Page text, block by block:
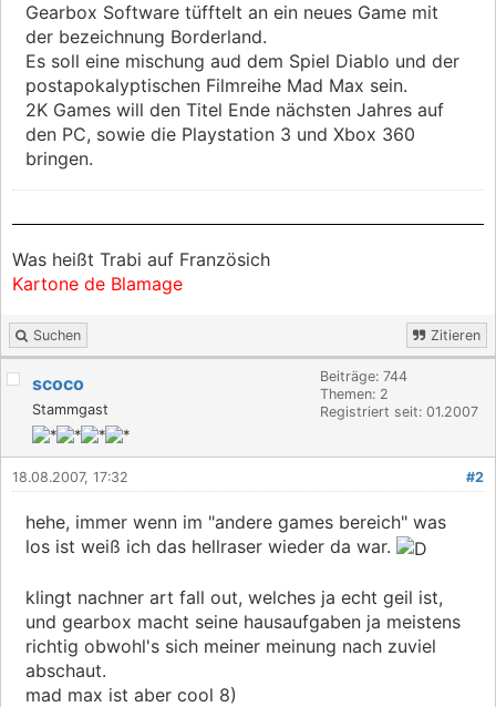
Gearbox Software tüfftelt an ein neues Game mit
der bezeichnung Borderland.
Es soll eine mischung aud dem Spiel Diablo und der
postapokalyptischen Filmreihe Mad Max sein.
2K Games will den Titel Ende nächsten Jahres auf
den PC, sowie die Playstation 3 und Xbox 360
bringen.
Was heißt Trabi auf Französich
Kartone de Blamage
Suchen Zitieren
scoco
Stammgast
Beiträge: 744
Themen: 2
Registriert seit: 01.2007
#2
18.08.2007, 17:32
hehe, immer wenn im "andere games bereich" was
los ist weiß ich das hellraser wieder da war.
klingt nachner art fall out, welches ja echt geil ist,
und gearbox macht seine hausaufgaben ja meistens
richtig obwohl's sich meiner meinung nach zuviel
abschaut.
mad max ist aber cool 8)